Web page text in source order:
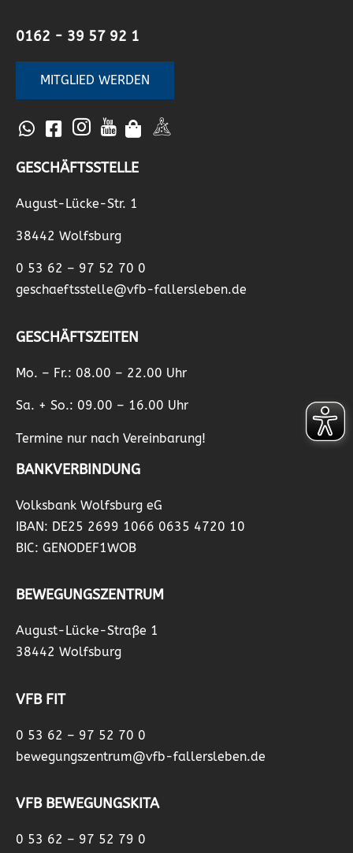
0162 - 39 57 92 1
MITGLIED WERDEN
GESCHÄFTSSTELLE
August-Lücke-Str. 1
38442 Wolfsburg
0 53 62 – 97 52 70 0
geschaeftsstelle@vfb-fallersleben.de
GESCHÄFTSZEITEN
Mo. – Fr.: 08.00 – 22.00 Uhr
Sa. + So.: 09.00 – 16.00 Uhr
Termine nur nach Vereinbarung!
BANKVERBINDUNG
Volksbank Wolfsburg eG
IBAN: DE25 2699 1066 0635 4720 10
BIC: GENODEF1WOB
BEWEGUNGSZENTRUM
August-Lücke-Straße 1
38442 Wolfsburg
VFB FIT
0 53 62 – 97 52 70 0
bewegungszentrum@vfb-fallersleben.de
VFB BEWEGUNGSKITA
0 53 62 – 97 52 79 0